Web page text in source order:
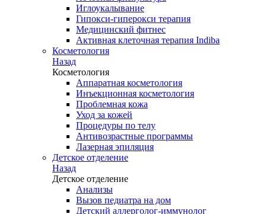
Иглоукалывание
Гипокси-гиперокси терапия
Медицинский фитнес
Активная клеточная терапия Indiba
Косметология
Назад
Косметология
Аппаратная косметология
Инъекционная косметология
Проблемная кожа
Уход за кожей
Процедуры по телу
Антивозрастные программы
Лазерная эпиляция
Детское отделение
Назад
Детское отделение
Анализы
Вызов педиатра на дом
Детский аллерголог-иммунолог